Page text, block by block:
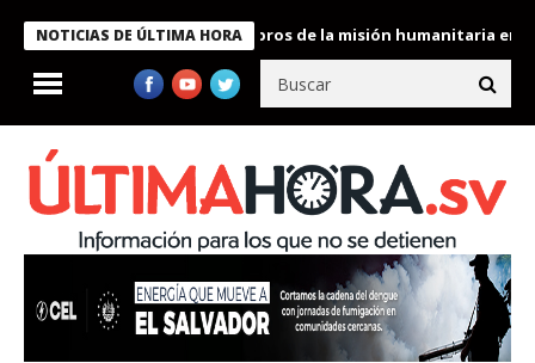
NOTICIAS DE ÚLTIMA HORA
Bukele condecora a miembros de la misión humanitaria enviada